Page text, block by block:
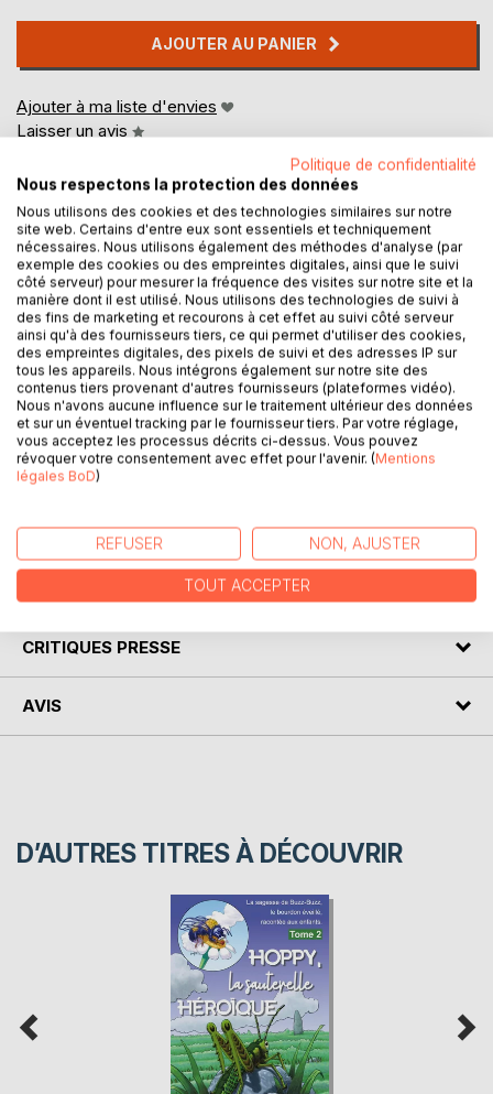
AJOUTER AU PANIER
Ajouter à ma liste d'envies
Laisser un avis
DESCRIPTION
Sago, la gentille chenille verte, rêve de voler... et elle est
bien pressée ! Buzz-Buzz, le vieux bourdon éveillé, va lui
expliquer que toute chose se produit au moment parfait
dans la Nature... mais qu'on peut se préparer au grand
moment de bien des manières. Sago va se découvrir de
grands talents d'humanité avant de s'alléger et de
enseignant spirituel, à l'intention des plus petits.
CRITIQUES PRESSE
AVIS
D’AUTRES TITRES À DÉCOUVRIR
Politique de confidentialité
Nous respectons la protection des données
Nous utilisons des cookies et des technologies similaires sur notre
site web. Certains d'entre eux sont essentiels et techniquement
nécessaires. Nous utilisons également des méthodes d'analyse (par
exemple des cookies ou des empreintes digitales, ainsi que le suivi
côté serveur) pour mesurer la fréquence des visites sur notre site et la
manière dont il est utilisé. Nous utilisons des technologies de suivi à
des fins de marketing et recourons à cet effet au suivi côté serveur
ainsi qu'à des fournisseurs tiers, ce qui permet d'utiliser des cookies,
des empreintes digitales, des pixels de suivi et des adresses IP sur
tous les appareils. Nous intégrons également sur notre site des
contenus tiers provenant d'autres fournisseurs (plateformes vidéo).
Nous n'avons aucune influence sur le traitement ultérieur des données
et sur un éventuel tracking par le fournisseur tiers. Par votre réglage,
vous acceptez les processus décrits ci-dessus. Vous pouvez
révoquer votre consentement avec effet pour l'avenir. (Mentions
légales BoD)
REFUSER NON, AJUSTER
TOUT ACCEPTER